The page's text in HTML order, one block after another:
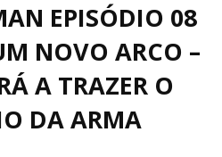
EPISÓDIO 08
NOVO ARCO –
A TRAZER O
DA ARMA